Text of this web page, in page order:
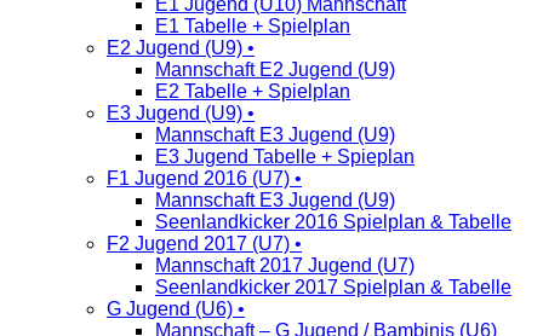
E1 Jugend (U10) Mannschaft
E1 Tabelle + Spielplan
E2 Jugend (U9) •
Mannschaft E2 Jugend (U9)
E2 Tabelle + Spielplan
E3 Jugend (U9) •
Mannschaft E3 Jugend (U9)
E3 Jugend Tabelle + Spieplan
F1 Jugend 2016 (U7) •
Mannschaft E3 Jugend (U9)
Seenlandkicker 2016 Spielplan & Tabelle
F2 Jugend 2017 (U7) •
Mannschaft 2017 Jugend (U7)
Seenlandkicker 2017 Spielplan & Tabelle
G Jugend (U6) •
Mannschaft – G Jugend / Bambinis (U6)